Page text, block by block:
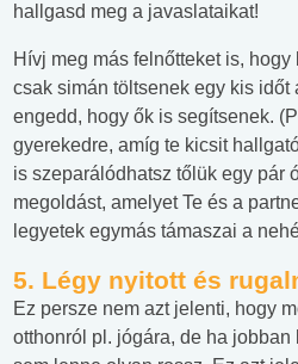
hallgasd meg a javaslataikat!
Hívj meg más felnőtteket is,
csak simán töltsenek egy kis időt
engedd, hogy ők is segítsenek.
gyerekedre, amíg te kicsit
is szeparálódhatsz tőlük egy pár
megoldást, amelyet Te és a
legyetek egymás támaszai a
5. Légy nyitott és
Ez persze nem azt jelenti, hogy
otthonról pl. jógára, de ha